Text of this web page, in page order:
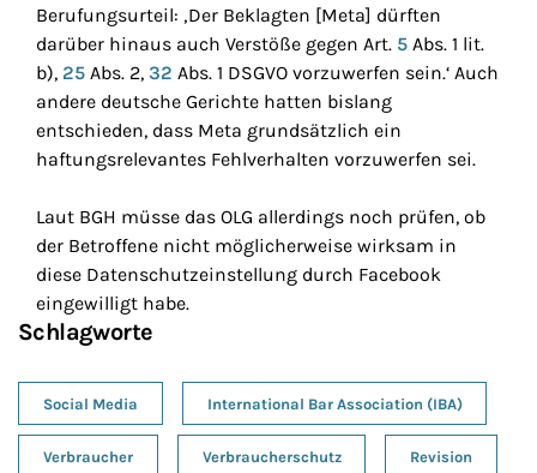
Berufungsurteil: ‚Der Beklagten [Meta] dürften
darüber hinaus auch Verstöße gegen Art. 5 Abs. 1 lit.
b), 25 Abs. 2, 32 Abs. 1 DSGVO vorzuwerfen sein.‘ Auch
andere deutsche Gerichte hatten bislang
entschieden, dass Meta grundsätzlich ein
haftungsrelevantes Fehlverhalten vorzuwerfen sei.
Laut BGH müsse das OLG allerdings noch prüfen, ob
der Betroffene nicht möglicherweise wirksam in
diese Datenschutzeinstellung durch Facebook
eingewilligt habe.
Schlagworte
Social Media International Bar Association (IBA)
Verbraucher Verbraucherschutz Revision